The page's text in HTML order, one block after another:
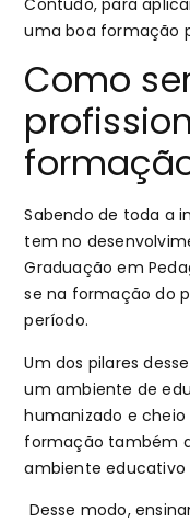
uma boa formação
Como
Sabendo de toda a
tem no
Graduação em
se na formação do
período.
Um dos pilares
um ambiente de
humanizado e cheio
formação também
ambiente
Desse modo,